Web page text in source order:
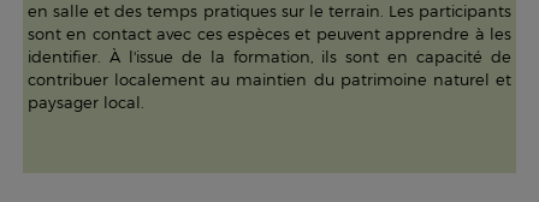
en salle et des temps pratiques sur le terrain. Les participants
sont en contact avec ces espèces et peuvent apprendre à les
identifier. À l'issue de la formation, ils sont en capacité de
contribuer localement au maintien du patrimoine naturel et
paysager local.